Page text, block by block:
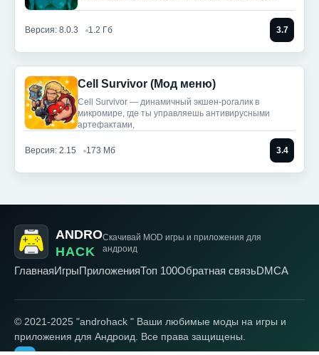
Версия: 8.0.3 1.2 Гб 3.7
Cell Survivor (Мод меню)
Cell Survivor — динамичный экшен-рогалик в
микромире, где ты управляешь антивирусными
артефактами,
Версия: 2.15 173 Мб 3.4
ANDRO
HACK
Скачивай MOD игры и приложения для
андроид
ГлавнаяИгрыПриложенияТоп 100Обратная связьDMCA
© 2021-2025 "androhack " Ваши любимые моды на игры и
приложения для Андроид. Все права защищены.